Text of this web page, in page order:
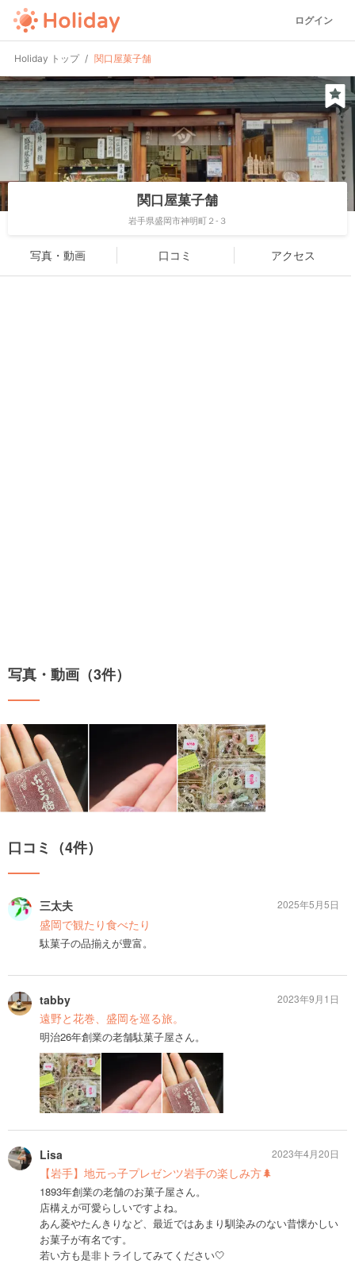
ログイン
Holiday トップ 関口屋菓子舗
関口屋菓子舗
岩手県盛岡市神明町２-３
写真・動画 口コミ アクセス
写真・動画（3件）
口コミ（4件）
三太夫
盛岡で観たり食べたり
駄菓子の品揃えが豊富。
2025年5月5日
tabby
遠野と花巻、盛岡を巡る旅。
明治26年創業の老舗駄菓子屋さん。
2023年9月1日
Lisa
【岩手】地元っ子プレゼンツ岩手の楽しみ方🌲
1893年創業の老舗のお菓子屋さん。
店構えが可愛らしいですよね。
あん菱やたんきりなど、最近ではあまり馴染みのない昔懐かしい
お菓子が有名です。
若い方も是非トライしてみてください🤍
2023年4月20日